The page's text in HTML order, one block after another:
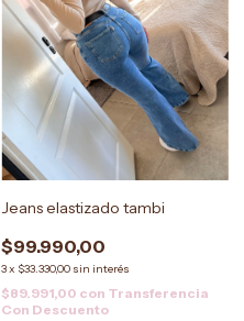
Jeans elastizado tambi
$99.990,00
3x $33.330,00 sin interés
$89.991,00 con Transferencia
Con Descuento